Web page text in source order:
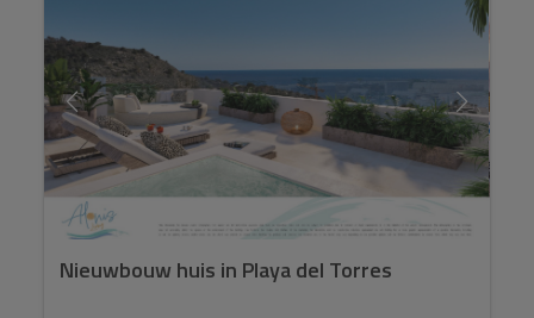
Nieuwbouw huis in Playa del Torres